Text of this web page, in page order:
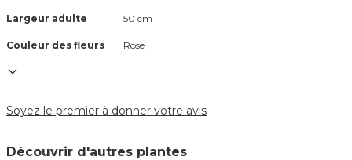
Largeur adulte 50 cm
Couleur des fleurs rose
Soyez le premier à donner votre avis
Découvrir d'autres plantes